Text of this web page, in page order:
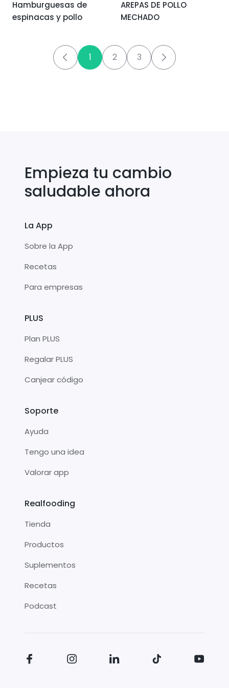
Hamburguesas de
espinacas y pollo
AREPAS DE POLLO
MECHADO
1 2 3
Empieza tu cambio
saludable ahora
La App
Sobre la App
Recetas
Para empresas
PLUS
Plan PLUS
Regalar PLUS
Canjear código
Soporte
Ayuda
Tengo una idea
Valorar app
Realfooding
Tienda
Productos
Suplementos
Recetas
Podcast